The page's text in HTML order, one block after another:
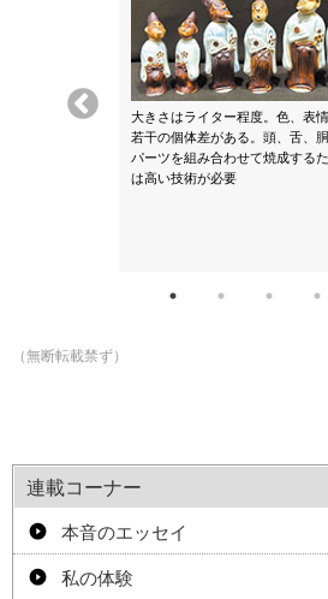
大きさはライター程度。色、表
若干の個体差がある。頭、舌、
パーツを組み合わせて焼成する
は高い技術が必要
（無断転載禁ず）
連載コーナー
本音のエッセイ
私の体験